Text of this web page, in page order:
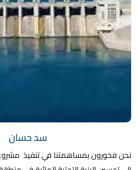
سد حسان
نحن فخورون بمساهمتنا في تنفيذ